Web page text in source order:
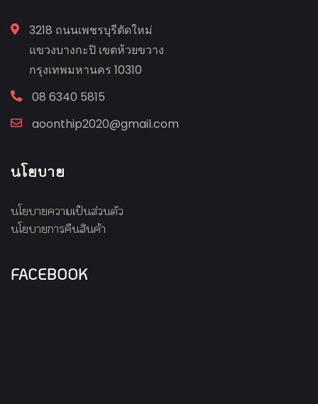
3218 ถนนเพชรบุรีตัดใหม่
แขวงบางกะปิ เขตห้วยขวาง
กรุงเทพมหานคร 10310
08 6340 5815
aoonthip2020@gmail.com
นโยบาย
นโยบายความเป็นส่วนตัว
นโยบายการคืนสินค้า
FACEBOOK